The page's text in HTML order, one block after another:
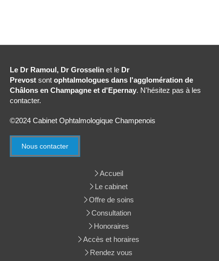
Le Dr Ramoul, Dr Grosselin et le Dr
Prevost sont ophtalmologues dans l'agglomération de
Châlons en Champagne et d'Epernay. N'hésitez pas à les
contacter.
©2024 Cabinet Ophtalmologique Champenois
Nous contacter
Accueil
Le cabinet
Offre de soins
Consultation
Honoraires
Accès et horaires
Rendez vous